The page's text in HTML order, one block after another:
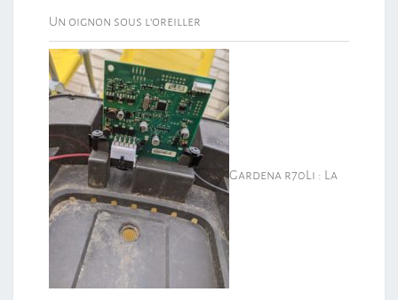
Un oignon sous l’oreiller
Gardena r70Li : La